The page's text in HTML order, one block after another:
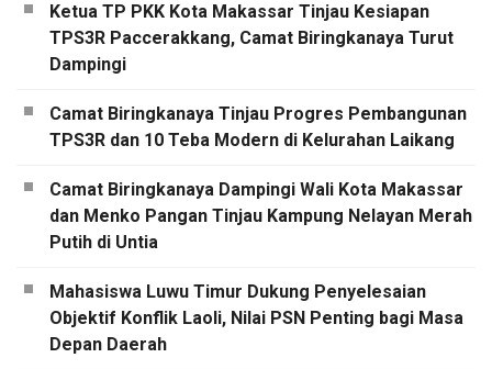
Ketua TP PKK Kota Makassar Tinjau Kesiapan
TPS3R Paccerakkang, Camat Biringkanaya Turut
Dampingi
Camat Biringkanaya Tinjau Progres Pembangunan
TPS3R dan 10 Teba Modern di Kelurahan Laikang
Camat Biringkanaya Dampingi Wali Kota Makassar
dan Menko Pangan Tinjau Kampung Nelayan Merah
Putih di Untia
Mahasiswa Luwu Timur Dukung Penyelesaian
Objektif Konflik Laoli, Nilai PSN Penting bagi Masa
Depan Daerah